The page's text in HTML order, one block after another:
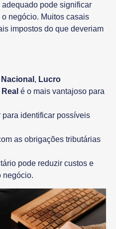
adequado pode significar
negócio. Muitos casais
impostos do que deveriam
, Lucro
é o mais vantajoso para
identificar possíveis
as obrigações tributárias
pode reduzir custos e
negócio.